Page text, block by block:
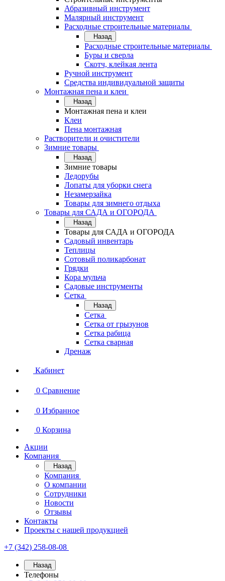
Абразивный инструмент
Малярный инструмент
Расходные строительные материалы
Назад
Расходные строительные материалы
Буры и сверла
Скотч, клейкая лента
Ручной инструмент
Средства индивидуальной защиты
Монтажная пена и клеи
Назад
Монтажная пена и клеи
Клеи
Пена монтажная
Растворители и очистители
Зимние товары
Назад
Зимние товары
Ледорубы
Лопаты для уборки снега
Незамерзайка
Товары для зимнего отдыха
Товары для САДА и ОГОРОДА
Назад
Товары для САДА и ОГОРОДА
Садовый инвентарь
Теплицы
Сотовый поликарбонат
Грядки
Кора мульча
Садовые инструменты
Сетка
Назад
Сетка
Сетка от грызунов
Сетка рабица
Сетка сварная
Дренаж
Кабинет
0 Сравнение
0 Избранное
0 Корзина
Акции
Компания
Назад
Компания
О компании
Сотрудники
Новости
Отзывы
Контакты
Проекты с нашей продукцией
+7 (342) 258-08-08
Назад
Телефоны